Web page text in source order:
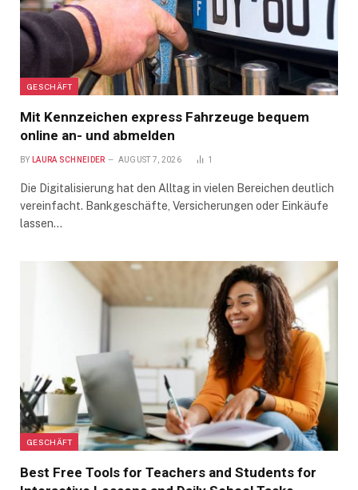
GESCHÄFT
Mit Kennzeichen express Fahrzeuge bequem
online an- und abmelden
BY LAURA SCHNEIDER AUGUST 7, 2026 1
Die Digitalisierung hat den Alltag in vielen Bereichen deutlich
vereinfacht. Bankgeschäfte, Versicherungen oder Einkäufe
lassen…
GESCHÄFT
Best Free Tools for Teachers and Students for